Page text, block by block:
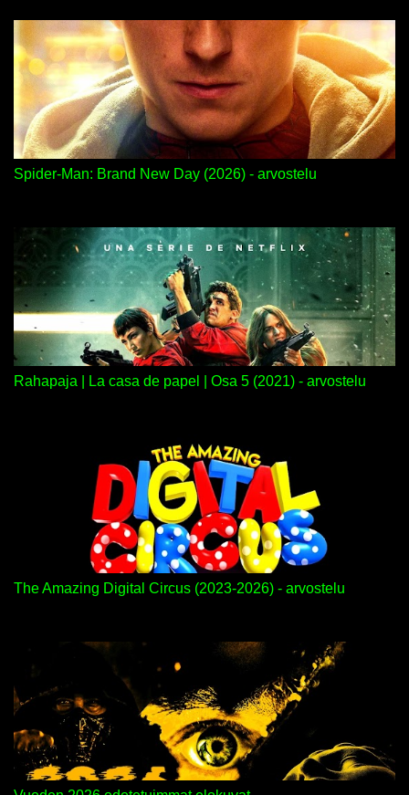
Spider-Man: Brand New Day (2026) - arvostelu
Rahapaja | La casa de papel | Osa 5 (2021) - arvostelu
The Amazing Digital Circus (2023-2026) - arvostelu